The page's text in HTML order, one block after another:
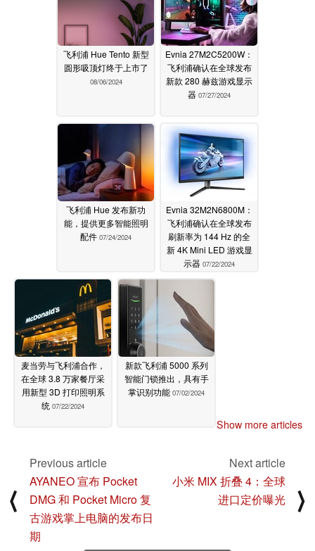
飞利浦 Hue Tento 新型
圆形吸顶灯终于上市了
08/06/2024
Evnia 27M2C5200W：
飞利浦确认在全球发布
新款 280 赫兹游戏显示
器 07/27/2024
飞利浦 Hue 发布新功
能，提供更多智能照明
配件 07/24/2024
Evnia 32M2N6800M：
飞利浦确认在全球发布
刷新率为 144 Hz 的全
新 4K Mini LED 游戏显
示器 07/22/2024
麦当劳与飞利浦合作，
在全球 3.8 万家餐厅采
用新型 3D 打印照明系
统 07/22/2024
新款飞利浦 5000 系列
智能门锁推出，具有手
掌识别功能 07/02/2024
Show more articles
⟨
Previous article
AYANEO 宣布 Pocket
DMG 和 Pocket Micro 复
古游戏掌上电脑的发布日
期
Next article
小米 MIX 折叠 4：全球
进口定价曝光
⟩